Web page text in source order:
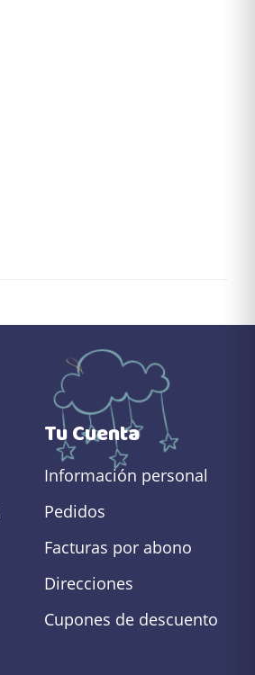
Tu Cuenta
Información personal
Pedidos
Facturas por abono
Direcciones
Cupones de descuento